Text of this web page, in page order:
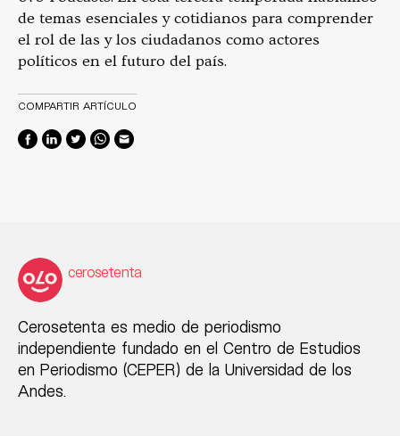
de temas esenciales y cotidianos para comprender
el rol de las y los ciudadanos como actores
políticos en el futuro del país.
COMPARTIR ARTÍCULO
cerosetenta
Cerosetenta es medio de periodismo
independiente fundado en el Centro de Estudios
en Periodismo (CEPER) de la Universidad de los
Andes.